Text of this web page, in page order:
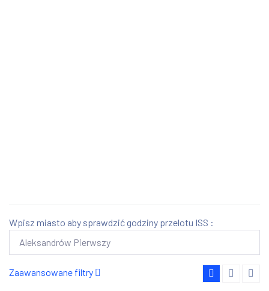
Wpisz miasto aby sprawdzić godziny przelotu ISS :
Zaawansowane filtry